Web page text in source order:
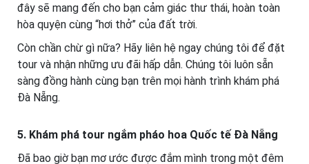
đây sẽ mang đến cho bạn cảm giác thư thái, hoàn toàn
hòa quyện cùng “hơi thở” của đất trời.
Còn chần chừ gì nữa? Hãy liên hệ ngay chúng tôi để đặt
tour và nhận những ưu đãi hấp dẫn. Chúng tôi luôn sẵn
sàng đồng hành cùng bạn trên mọi hành trình khám phá
Đà Nẵng.
5. Khám phá tour ngắm pháo hoa Quốc tế Đà Nẵng
Đã bao giờ bạn mơ ước được đắm mình trong một đêm